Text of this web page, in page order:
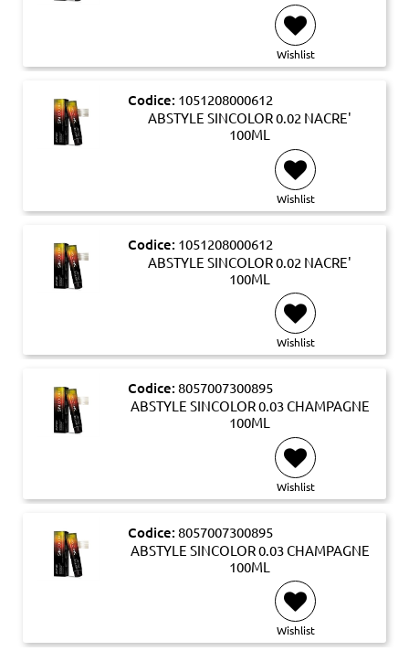
Wishlist
Codice: 1051208000612
ABSTYLE SINCOLOR 0.02 NACRE'
100ML
Wishlist
Codice: 1051208000612
ABSTYLE SINCOLOR 0.02 NACRE'
100ML
Wishlist
Codice: 8057007300895
ABSTYLE SINCOLOR 0.03 CHAMPAGNE
100ML
Wishlist
Codice: 8057007300895
ABSTYLE SINCOLOR 0.03 CHAMPAGNE
100ML
Wishlist